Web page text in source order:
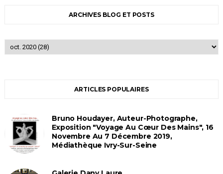
ARCHIVES BLOG ET POSTS
ARTICLES POPULAIRES
Bruno Houdayer, Auteur-Photographe,
Exposition "Voyage Au Cœur Des Mains", 16
Novembre Au 7 Décembre 2019,
Médiathèque Ivry-Sur-Seine